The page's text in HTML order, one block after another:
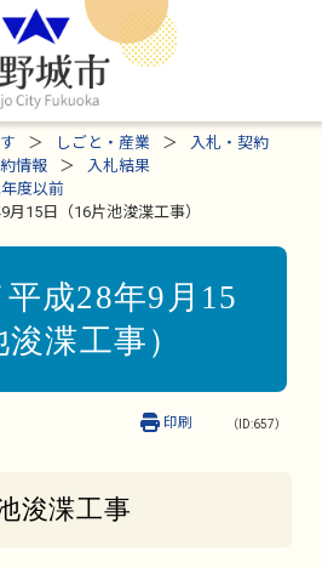
しごと・産業
入札・契約
情報
入札結果
度以前
月15日（16片池浚渫工事）
成28年9月15
渫工事）
（ID:657）
印刷
浚渫工事